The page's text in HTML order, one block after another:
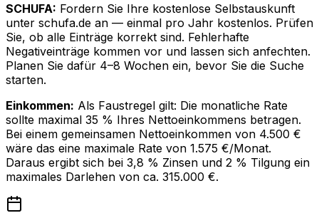
SCHUFA: Fordern Sie Ihre kostenlose Selbstauskunft
unter schufa.de an — einmal pro Jahr kostenlos. Prüfen
Sie, ob alle Einträge korrekt sind. Fehlerhafte
Negativeinträge kommen vor und lassen sich anfechten.
Planen Sie dafür 4–8 Wochen ein, bevor Sie die Suche
starten.
Einkommen: Als Faustregel gilt: Die monatliche Rate
sollte maximal 35 % Ihres Nettoeinkommens betragen.
Bei einem gemeinsamen Nettoeinkommen von 4.500 €
wäre das eine maximale Rate von 1.575 €/Monat.
Daraus ergibt sich bei 3,8 % Zinsen und 2 % Tilgung ein
maximales Darlehen von ca. 315.000 €.